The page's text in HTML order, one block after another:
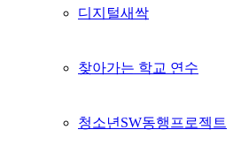
디지털새싹
찾아가는 학교 연수
청소년SW동행프로젝트